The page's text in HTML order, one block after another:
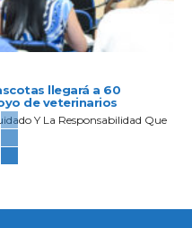
llegará a 60
de veterinarios
Y La Responsabilidad Que